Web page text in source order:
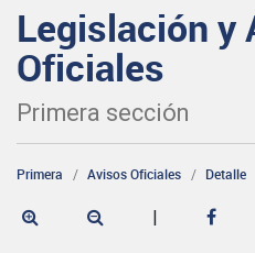
Legislación y
Oficiales
Primera sección
Primera Avisos Oficiales Detalle
|